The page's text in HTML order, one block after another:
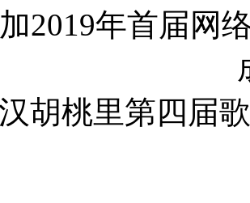
2019年首届网
胡桃里第四届